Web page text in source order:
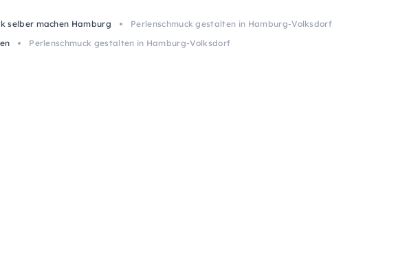
selber machen Hamburg
Perlenschmuck gestalten in Hamburg-Volksdorf
Perlenschmuck gestalten in Hamburg-Volksdorf